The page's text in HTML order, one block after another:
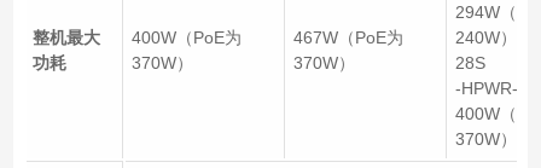
整机最大
功耗
400W（PoE为
370W）
467W（PoE为
370W）
294W（
240W）
28S
-HPWR-LI
400W（
370W）